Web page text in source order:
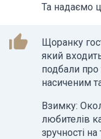
Та надаємо
thumb_up_alt
Щоранку
який
подбали
насиченим
Взимку:
любителів
зручності